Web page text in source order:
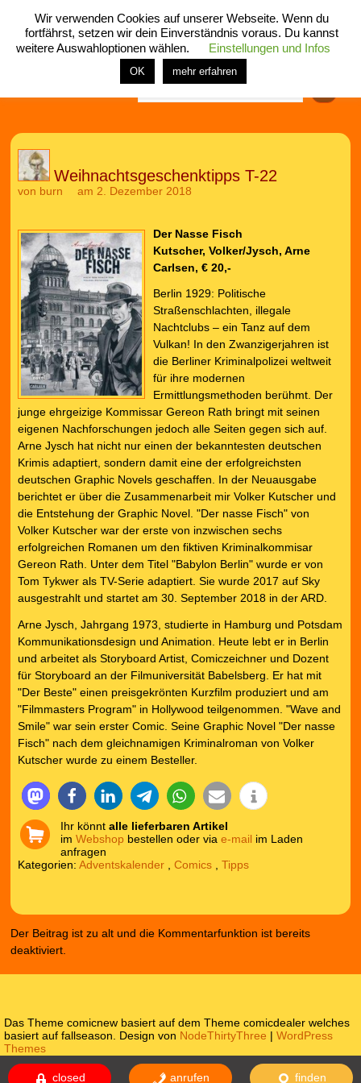
menü
home rubrik buch comic spiel fotos shop
closed anrufen finden
Weihnachtsgeschenktipps T-22
von burn am 2. Dezember 2018
Der Nasse Fisch
Kutscher, Volker/Jysch, Arne
Carlsen, € 20,-
Berlin 1929: Politische
Straßenschlachten, illegale
Nachtclubs – ein Tanz auf dem
Vulkan! In den Zwanzigerjahren ist
die Berliner Kriminalpolizei weltweit
für ihre modernen
Ermittlungsmethoden berühmt. Der
junge ehrgeizige Kommissar Gereon Rath bringt mit seinen
eigenen Nachforschungen jedoch alle Seiten gegen sich auf.
Arne Jysch hat nicht nur einen der bekanntesten deutschen
Krimis adaptiert, sondern damit eine der erfolgreichsten
deutschen Graphic Novels geschaffen. In der Neuausgabe
berichtet er über die Zusammenarbeit mir Volker Kutscher und
die Entstehung der Graphic Novel. "Der nasse Fisch" von
Volker Kutscher war der erste von inzwischen sechs
erfolgreichen Romanen um den fiktiven Kriminalkommisar
Gereon Rath. Unter dem Titel "Babylon Berlin" wurde er von
Tom Tykwer als TV-Serie adaptiert. Sie wurde 2017 auf Sky
ausgestrahlt und startet am 30. September 2018 in der ARD.
Arne Jysch, Jahrgang 1973, studierte in Hamburg und Potsdam
Kommunikationsdesign und Animation. Heute lebt er in Berlin
und arbeitet als Storyboard Artist, Comiczeichner und Dozent
für Storyboard an der Filmuniversität Babelsberg. Er hat mit
"Der Beste" einen preisgekrönten Kurzfilm produziert und am
"Filmmasters Program" in Hollywood teilgenommen. "Wave and
Smile" war sein erster Comic. Seine Graphic Novel "Der nasse
Fisch" nach dem gleichnamigen Kriminalroman von Volker
Kutscher wurde zu einem Besteller.
Ihr könnt alle lieferbaren Artikel
im Webshop bestellen oder via e-mail im Laden
anfragen
Kategorien: Adventskalender, Comics, Tipps
Der Beitrag ist zu alt und die Kommentarfunktion ist bereits
deaktiviert.
Impressum Datenschutzerklärung
Das Theme comicnew basiert auf dem Theme comicdealer welches
basiert auf fallseason. Design von NodeThirtyThree |WordPress
Themes
Wir verwenden Cookies auf unserer Webseite. Wenn du
fortfährst, setzen wir dein Einverständnis voraus. Du kannst
weitere Auswahloptionen wählen.
Einstellungen und Infos
OK mehr erfahren